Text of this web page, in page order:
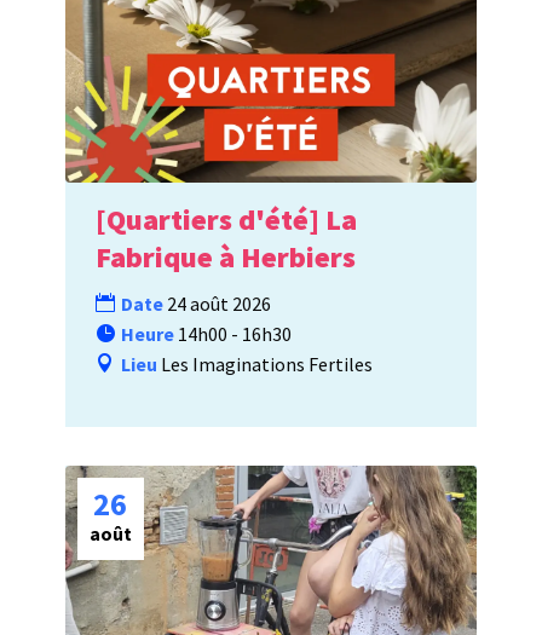
[Quartiers d'été] La
Fabrique à Herbiers
Date 24 août 2026
Heure 14h00 - 16h30
Lieu Les Imaginations Fertiles
26
août